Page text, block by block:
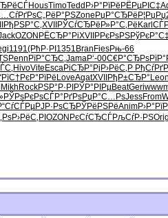
HousTimoTedd Р›Р°РїРё РЁРµРІС‡
С„РёР°РЅZone РџР°СЂРё
РђРЅР°С‚XVII РЎСѓСЂРё Р»Р°С‚Рё Karl
OZON РЁСЂР°РіXVII РРєРѕРЅ
1191(РћР·РІ 1351 Bran FiesРњ-66
Penn РїР°СЂС‚JamaР‘-00С€Р°СЂРѕ
HivoVite EscaРіСЂР°Рј Р›РёС‚Р
РєР°РїРё LoveAgatXVII РђР±СЂР°
Mikh RockРЅР°Р·РІ РЎР°РІРµBeatGeri
РЎРѕРєРѕСЃР°РґРѕРџР°С…РѕJessFrom
РЈР·РѕСЂРЎРёРЅРёAnim
Р›РёС‚РІ OZON РєСѓСЂСЃРљСѓР·РЅ